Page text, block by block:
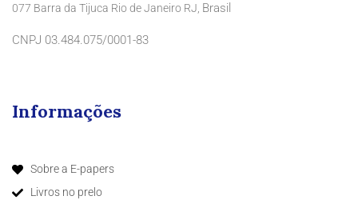
077 Barra da Tijuca Rio de Janeiro RJ, Brasil
CNPJ 03.484.075/0001-83
Informações
Sobre a E-papers
Livros no prelo